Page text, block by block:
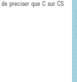
preciser que C sur CS